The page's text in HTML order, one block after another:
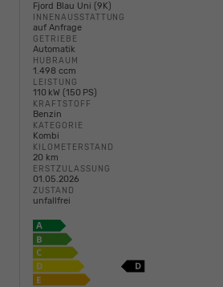
Fjord Blau Uni (9K)
INNENAUSSTATTUNG
auf Anfrage
GETRIEBE
Automatik
HUBRAUM
1.498 ccm
LEISTUNG
110 kW (150 PS)
KRAFTSTOFF
Benzin
KATEGORIE
Kombi
KILOMETERSTAND
20 km
ERSTZULASSUNG
01.05.2026
ZUSTAND
unfallfrei